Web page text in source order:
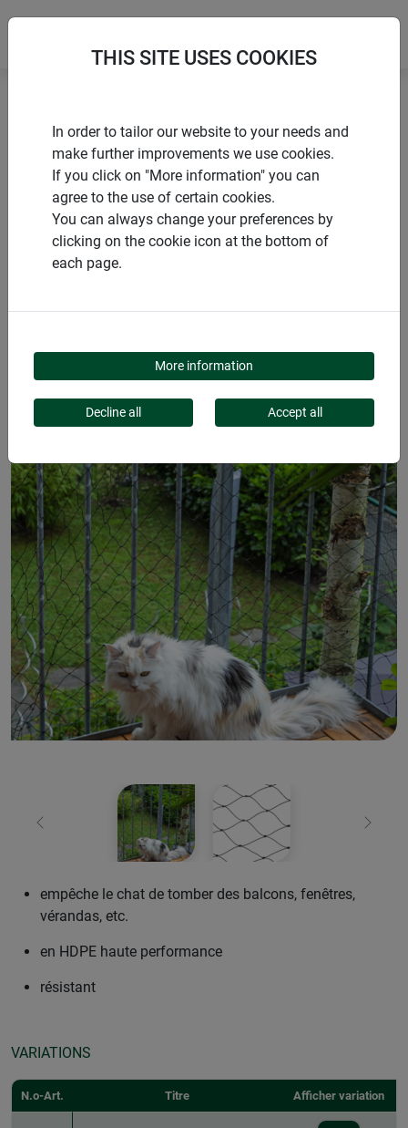
Accueil Filets Filet de sécurité pour chats
PRODUITS
FILET DE SÉCURITÉ
retour
empêche le chat de tomber des balcons, fenêtres,
vérandas, etc.
en HDPE haute performance
résistant
VARIATIONS
N.o-Art. Titre Afficher variation
THIS SITE USES COOKIES
In order to tailor our website to your needs and
make further improvements we use cookies.
If you click on "More information" you can
agree to the use of certain cookies.
You can always change your preferences by
clicking on the cookie icon at the bottom of
each page.
More information
Decline all Accept all